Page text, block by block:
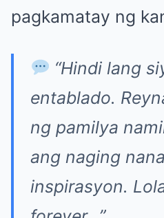
pagkamatay ng
“Hindi lang
entablado.
ng pamilya
ang naging
inspirasyon.